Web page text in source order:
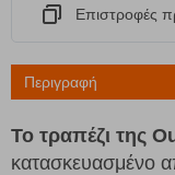
Eπιστροφές
Περιγραφή
Το τραπέζι της
κατασκευασμένο